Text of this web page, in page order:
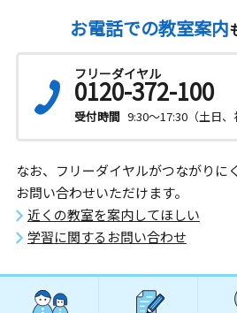
お電話での教室案内
フリーダイヤル
0120-372-100
受付時間 9:30～17:30（土日、
なお、フリーダイヤルがつながりに
お問い合わせいただけます。
近くの教室を案内してほしい
学習に関するお問い合わせ